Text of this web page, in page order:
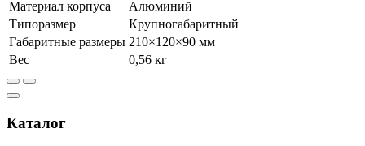
Материал корпуса
Алюминий
Типоразмер
Крупногабаритный
Габаритные размеры 210×120×90 мм
Вес
0,56 кг
Каталог